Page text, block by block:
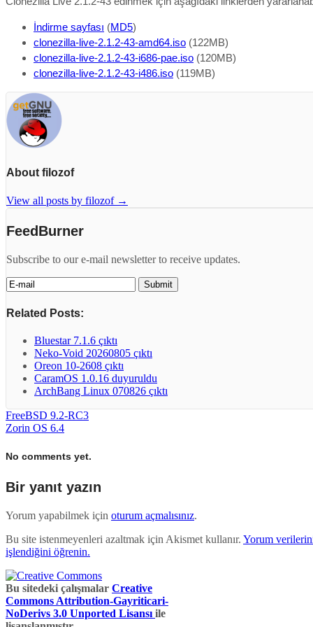
İndirme sayfası (MD5)
clonezilla-live-2.1.2-43-amd64.iso (122MB)
clonezilla-live-2.1.2-43-i686-pae.iso (120MB)
clonezilla-live-2.1.2-43-i486.iso (119MB)
About filozof
View all posts by filozof →
FeedBurner
Subscribe to our e-mail newsletter to receive updates.
Related Posts:
Bluestar 7.1.6 çıktı
Neko-Void 20260805 çıktı
Oreon 10-2608 çıktı
CaramOS 1.0.16 duyuruldu
ArchBang Linux 070826 çıktı
FreeBSD 9.2-RC3
Zorin OS 6.4
No comments yet.
Bir yanıt yazın
Yorum yapabilmek için oturum açmalısınız.
Bu site istenmeyenleri azaltmak için Akismet kullanır. Yorum
işlendiğini öğrenin.
Bu sitedeki çalışmalar Creative
Commons Attribution-Gayriticari-
NoDerivs 3.0 Unported Lisansı ile